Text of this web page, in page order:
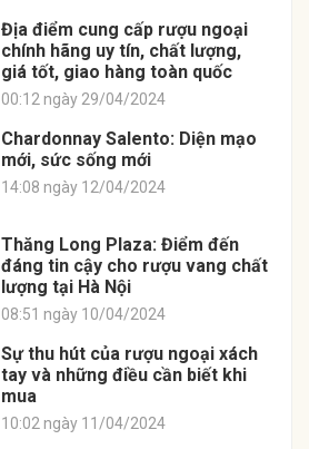
Địa điểm cung cấp rượu ngoại
chính hãng uy tín, chất lượng,
giá tốt, giao hàng toàn quốc
00:12 ngày 29/04/2024
Chardonnay Salento: Diện mạo
mới, sức sống mới
14:08 ngày 12/04/2024
Thăng Long Plaza: Điểm đến
đáng tin cậy cho rượu vang chất
lượng tại Hà Nội
08:51 ngày 10/04/2024
Sự thu hút của rượu ngoại xách
tay và những điều cần biết khi
mua
10:02 ngày 11/04/2024